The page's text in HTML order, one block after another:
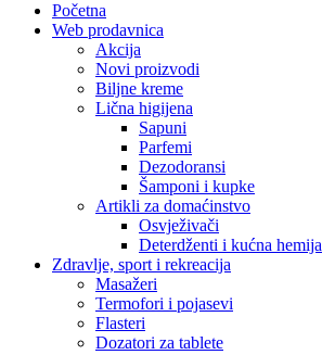
Početna
Web prodavnica
Akcija
Novi proizvodi
Biljne kreme
Lična higijena
Sapuni
Parfemi
Dezodoransi
Šamponi i kupke
Artikli za domaćinstvo
Osvježivači
Deterdženti i kućna hemija
Zdravlje, sport i rekreacija
Masažeri
Termofori i pojasevi
Flasteri
Dozatori za tablete